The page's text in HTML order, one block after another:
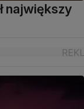
największy